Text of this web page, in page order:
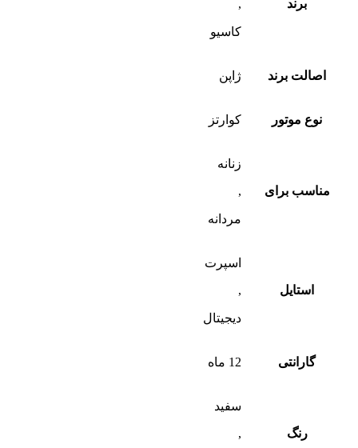
برند
,
کاسیو
اصالت برند ژاپن
نوع موتور کوارتز
مناسب برای
زنانه
,
مردانه
استایل
اسپرت
,
دیجیتال
گارانتی 12 ماه
رنگ
سفید
,